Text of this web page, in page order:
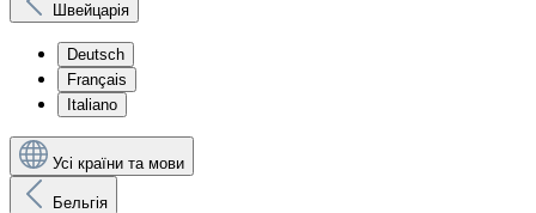
Швейцарія
Deutsch
Français
Italiano
Усі країни та мови
Бельгія